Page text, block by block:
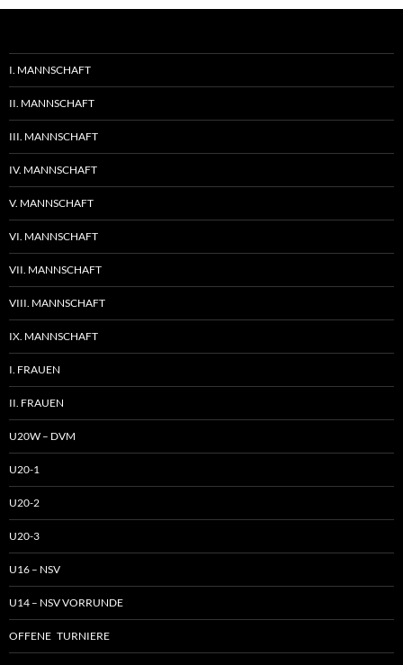
I. MANNSCHAFT
II. MANNSCHAFT
III. MANNSCHAFT
IV. MANNSCHAFT
V. MANNSCHAFT
VI. MANNSCHAFT
VII. MANNSCHAFT
VIII. MANNSCHAFT
IX. MANNSCHAFT
I. FRAUEN
II. FRAUEN
U20W – DVM
U20-1
U20-2
U20-3
U16 – NSV
U14 – NSV VORRUNDE
OFFENE TURNIERE